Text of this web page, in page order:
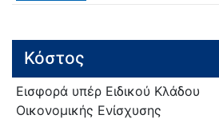
Κόστος
Εισφορά υπέρ Ειδικού Κλάδου
Οικονομικής Ενίσχυσης